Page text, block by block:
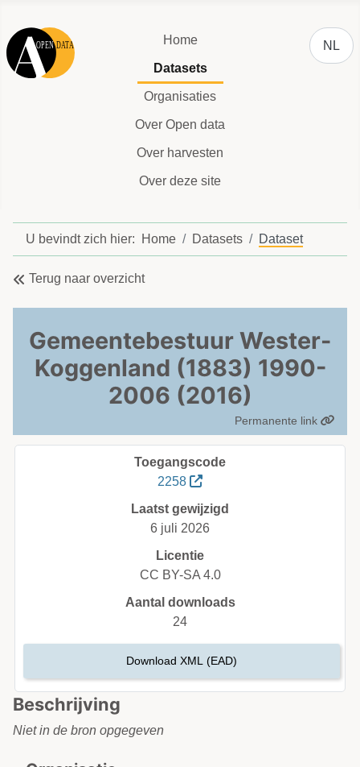
Home
Datasets
Organisaties
Over Open data
Over harvesten
Over deze site
NL
U bevindt zich hier: Home Datasets Dataset
Terug naar overzicht
Gemeentebestuur Wester-
Koggenland (1883) 1990-
2006 (2016)
Permanente link
Beschrijving
Niet in de bron opgegeven
Toegangscode
2258
Laatst gewijzigd
6 juli 2026
Licentie
CC BY-SA 4.0
Aantal downloads
24
Download XML (EAD)